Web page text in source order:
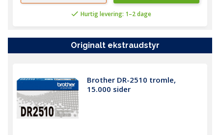
Hurtig levering: 1–2 dage
originalt ekstraudstyr
Brother DR-2510 tromle,
15.000 sider